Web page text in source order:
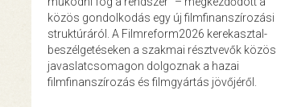
közös gondolkodás egy új filmfinanszírozási
struktúráról. A Filmreform2026 kerekasztal-
beszélgetéseken a szakmai résztvevők közös
javaslatcsomagon dolgoznak a hazai
filmfinanszírozás és filmgyártás jövőjéről.